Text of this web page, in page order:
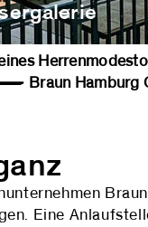
eines
Hamburg
Eine